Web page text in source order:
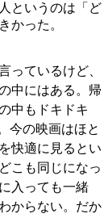
というのは「ど
かった。
っているけど、
中にはある。帰
中もドキドキ
今の映画はほと
快適に見るとい
こも同じになっ
入っても一緒
からない。だか